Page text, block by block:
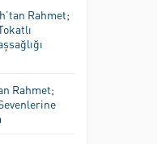
Rahmet;
Rahmet;